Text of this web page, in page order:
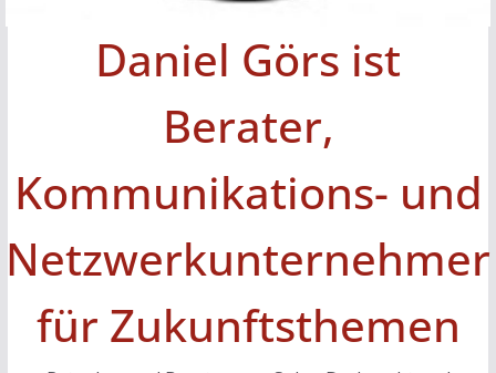
Daniel Görs ist
Berater,
Kommunikations- und
Netzwerkunternehmer
für Zukunftsthemen